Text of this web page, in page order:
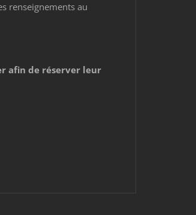
renseignements au
afin de réserver leur